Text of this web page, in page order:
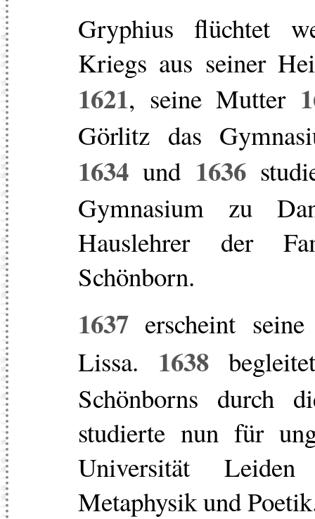
Gryphius flüchtet
Kriegs aus seiner
1621, seine Mutter
Görlitz das
1634 und 1636
Gymnasium zu
Hauslehrer der
Schönborn.
1637 erscheint
Lissa. 1638
Schönborns durch
studierte nun für
Universität
Metaphysik und